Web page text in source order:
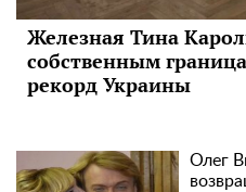
Железная Тина
собственным
рекорд Украины
Олег